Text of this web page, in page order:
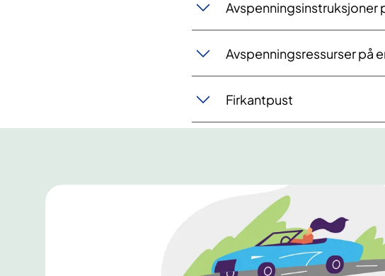
Avspenningsinstruksjoner
Avspenningsressurser på
Firkantpust